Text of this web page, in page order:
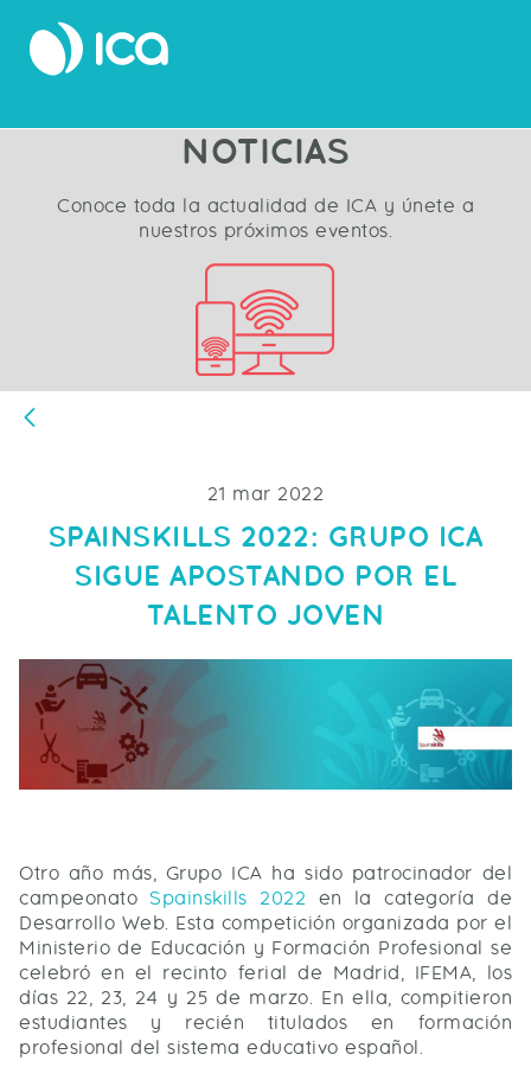
NOTICIAS
Conoce toda la actualidad de ICA y únete a
nuestros próximos eventos.
21 mar 2022
SPAINSKILLS 2022: GRUPO ICA
SIGUE APOSTANDO POR EL
TALENTO JOVEN
Otro año más, Grupo ICA ha sido patrocinador del
campeonatoSpainskills 2022 en la categoría de
Desarrollo Web. Esta competición organizada por el
Ministerio de Educación y Formación Profesional se
celebró en el recinto ferial de Madrid, IFEMA, los
días 22, 23, 24 y 25 de marzo. En ella, compitieron
estudiantes y recién titulados en formación
profesional del sistema educativo español.